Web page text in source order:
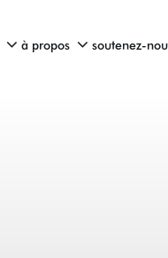
à propos soutenez-